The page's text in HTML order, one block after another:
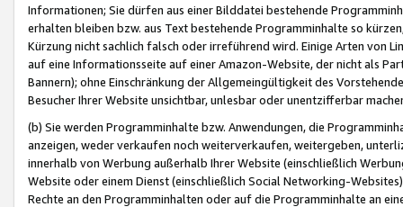
Informationen; Sie dürfen aus einer Bilddatei bestehende
erhalten bleiben bzw. aus Text bestehende Programminhalte so
Kürzung nicht sachlich falsch oder irreführend wird. Einige Arten von
auf eine Informationsseite auf einer Amazon-Website, der nicht als
Bannern); ohne Einschränkung der Allgemeingültigkeit des
Besucher Ihrer Website unsichtbar, unlesbar oder unentzifferbar
(b) Sie werden Programminhalte bzw. Anwendungen, die
anzeigen, weder verkaufen noch weiterverkaufen, weitergeben,
innerhalb von Werbung außerhalb Ihrer Website (einschließlich
Website oder einem Dienst (einschließlich Social Networking-
Rechte an den Programminhalten oder auf die Programminhalte an